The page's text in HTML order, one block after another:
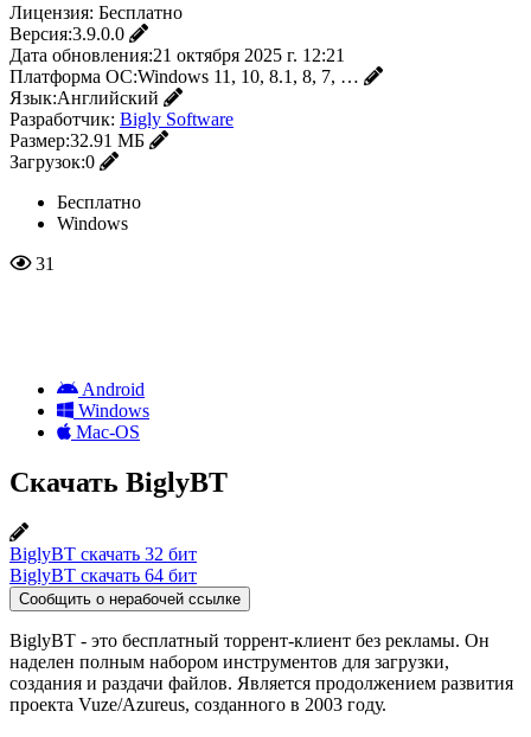
Лицензия: Бесплатно
Версия:3.9.0.0
Дата обновления:21 октября 2025 г. 12:21
Платформа ОС:Windows 11, 10, 8.1, 8, 7, …
Язык:Английский
Разработчик: Bigly Software
Размер:32.91 МБ
Загрузок:0
Бесплатно
Windows
31
Android
Windows
Mac-OS
Скачать BiglyBT
BiglyBT скачать 32 бит
BiglyBT скачать 64 бит
Сообщить о нерабочей ссылке
BiglyBT - это бесплатный торрент-клиент без рекламы. Он
наделен полным набором инструментов для загрузки,
создания и раздачи файлов. Является продолжением развития
проекта Vuze/Azureus, созданного в 2003 году.